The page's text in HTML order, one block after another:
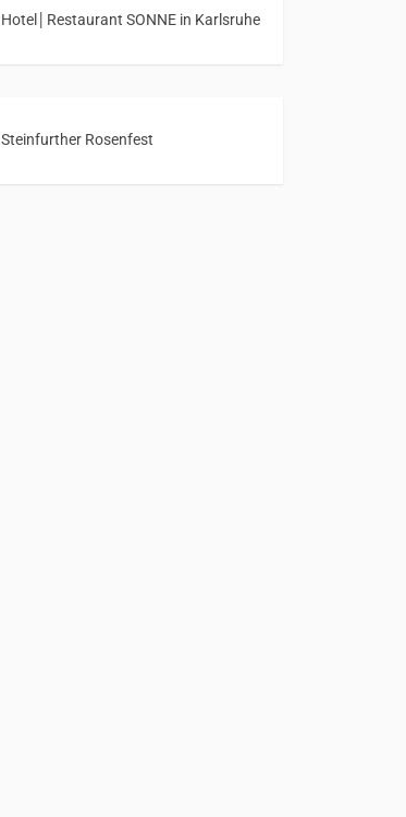
Hotel│Restaurant SONNE in Karlsruhe
Steinfurther Rosenfest